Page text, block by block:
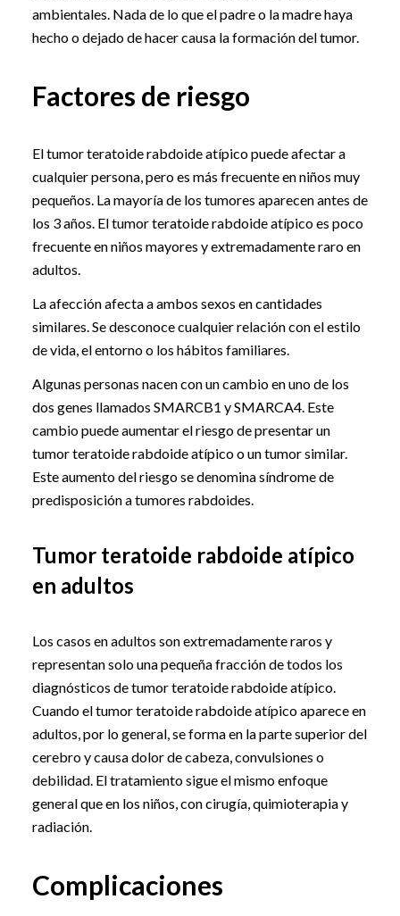
ambientales. Nada de lo que el padre o la madre haya
hecho o dejado de hacer causa la formación del tumor.
Factores de riesgo
El tumor teratoide rabdoide atípico puede afectar a
cualquier persona, pero es más frecuente en niños muy
pequeños. La mayoría de los tumores aparecen antes de
los 3 años. El tumor teratoide rabdoide atípico es poco
frecuente en niños mayores y extremadamente raro en
adultos.
La afección afecta a ambos sexos en cantidades
similares. Se desconoce cualquier relación con el estilo
de vida, el entorno o los hábitos familiares.
Algunas personas nacen con un cambio en uno de los
dos genes llamados SMARCB1 y SMARCA4. Este
cambio puede aumentar el riesgo de presentar un
tumor teratoide rabdoide atípico o un tumor similar.
Este aumento del riesgo se denomina síndrome de
predisposición a tumores rabdoides.
Tumor teratoide rabdoide atípico
en adultos
Los casos en adultos son extremadamente raros y
representan solo una pequeña fracción de todos los
diagnósticos de tumor teratoide rabdoide atípico.
Cuando el tumor teratoide rabdoide atípico aparece en
adultos, por lo general, se forma en la parte superior del
cerebro y causa dolor de cabeza, convulsiones o
debilidad. El tratamiento sigue el mismo enfoque
general que en los niños, con cirugía, quimioterapia y
radiación.
Complicaciones